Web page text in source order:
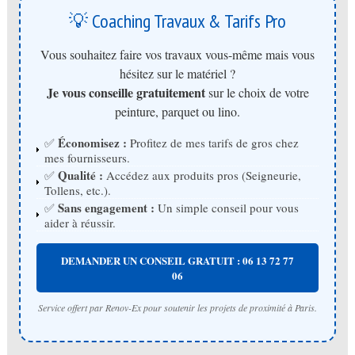
💡 Coaching Travaux & Tarifs Pro
Vous souhaitez faire vos travaux vous-même mais vous
hésitez sur le matériel ?
Je vous conseille gratuitementsur le choix de votre
peinture, parquet ou lino.
✅ Économisez : Profitez de mes tarifs de gros chez
mes fournisseurs.
✅ Qualité : Accédez aux produits pros (Seigneurie,
Tollens, etc.).
✅ Sans engagement : Un simple conseil pour vous
aider à réussir.
DEMANDER UN CONSEIL GRATUIT : 06 13 72 77
06
Service offert par Renov-Ex pour soutenir les projets de proximité à Paris.